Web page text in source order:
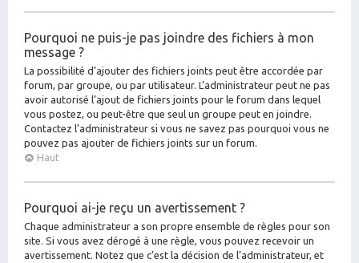
Pourquoi ne puis-je pas joindre des fichiers à mon
message ?
La possibilité d’ajouter des fichiers joints peut être accordée par
forum, par groupe, ou par utilisateur. L’administrateur peut ne pas
avoir autorisé l’ajout de fichiers joints pour le forum dans lequel
vous postez, ou peut-être que seul un groupe peut en joindre.
Contactez l’administrateur si vous ne savez pas pourquoi vous ne
pouvez pas ajouter de fichiers joints sur un forum.
Haut
Pourquoi ai-je reçu un avertissement ?
Chaque administrateur a son propre ensemble de règles pour son
site. Si vous avez dérogé à une règle, vous pouvez recevoir un
avertissement. Notez que c’est la décision de l’administrateur, et